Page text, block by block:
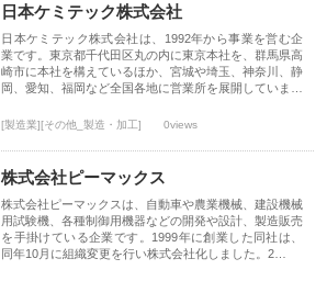
日本ケミテック株式会社
日本ケミテック株式会社は、1992年から事業を営む企
業です。東京都千代田区丸の内に東京本社を、群馬県高
崎市に本社を構えているほか、宮城や埼玉、神奈川、静
岡、愛知、福岡など全国各地に営業所を展開していま…
[製造業][その他_製造・加工] 0views
株式会社ピーマックス
株式会社ピーマックスは、自動車や農業機械、建設機械
用試験機、各種制御用機器などの開発や設計、製造販売
を手掛けている企業です。1999年に創業した同社は、
同年10月に組織変更を行い株式会社化しました。2…